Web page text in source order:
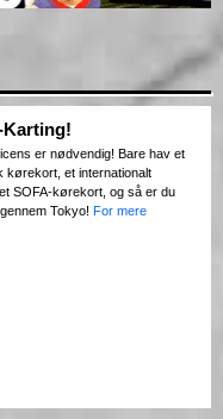
Karting!
er nødvendig! Bare hav et
kørekort, et internationalt
SOFA-kørekort, og så er du
Tokyo! For mere